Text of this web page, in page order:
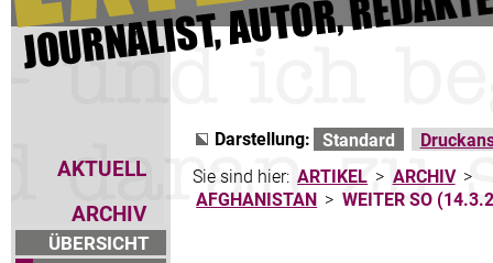
AKTUELL
ARCHIV
ÜBERSICHT
Darstellung: Standard
Sie sind hier: ARTIKEL > ARCHIV >
AFGHANISTAN > WEITER SO